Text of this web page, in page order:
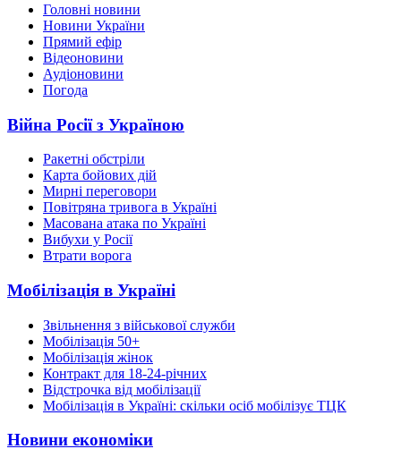
Головні новини
Новини України
Прямий ефір
Відеоновини
Аудіоновини
Погода
Війна Росії з Україною
Ракетні обстріли
Карта бойових дій
Мирні переговори
Повітряна тривога в Україні
Масована атака по Україні
Вибухи у Росії
Втрати ворога
Мобілізація в Україні
Звільнення з військової служби
Мобілізація 50+
Мобілізація жінок
Контракт для 18-24-річних
Відстрочка від мобілізації
Мобілізація в Україні: скільки осіб мобілізує ТЦК
Новини економіки